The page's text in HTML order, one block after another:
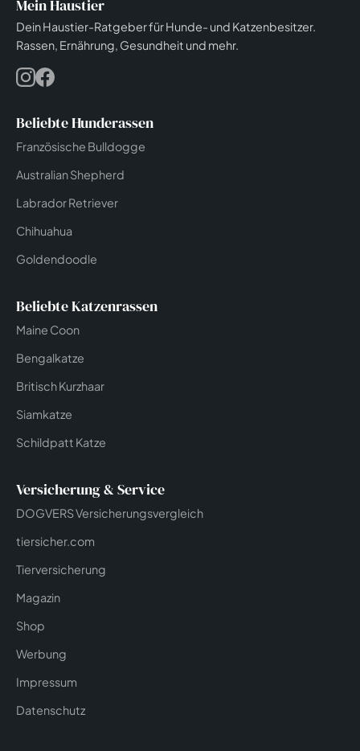
Mein Haustier
Dein Haustier-Ratgeber für Hunde- und Katzenbesitzer.
Rassen, Ernährung, Gesundheit und mehr.
Beliebte Hunderassen
Französische Bulldogge
Australian Shepherd
Labrador Retriever
Chihuahua
Goldendoodle
Beliebte Katzenrassen
Maine Coon
Bengalkatze
Britisch Kurzhaar
Siamkatze
Schildpatt Katze
Versicherung & Service
DOGVERS Versicherungsvergleich
tiersicher.com
Tierversicherung
Magazin
Shop
Werbung
Impressum
Datenschutz